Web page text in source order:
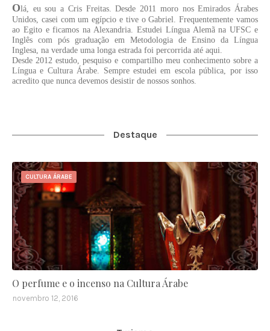
Olá, eu sou a Cris Freitas. Desde 2011 moro nos Emirados Árabes
Unidos, casei com um egípcio e tive o Gabriel. Frequentemente vamos
ao Egito e ficamos na Alexandria. Estudei Língua Alemã na UFSC e
Inglês com pós graduação em Metodologia de Ensino da Língua
Inglesa, na verdade uma longa estrada foi percorrida até aqui.
Desde 2012 estudo, pesquiso e compartilho meu conhecimento sobre a
Língua e Cultura Árabe. Sempre estudei em escola pública, por isso
acredito que nunca devemos desistir de nossos sonhos.
Destaque
CULTURA ÁRABE
O perfume e o incenso na Cultura Árabe
novembro 12, 2016